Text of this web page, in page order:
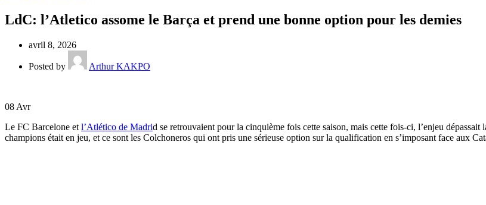
LdC: l’Atletico assome le Barça et prend une bonne option pour les demies
avril 8, 2026
Posted by Arthur KAKPO
08 Avr
Le FC Barcelone et l’Atlético de Madrid se retrouvaient pour la cinquième fois cette saison, mais cette fois-ci, l’enjeu
champions était en jeu, et ce sont les Colchoneros qui ont pris une sérieuse option sur la qualification en s’imposant face aux